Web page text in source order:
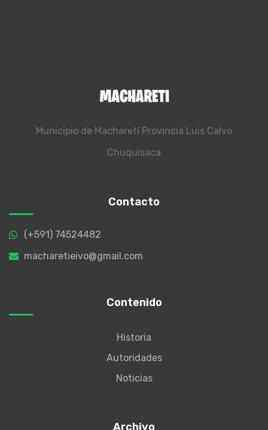
Municipio de Macharetí Provincia Luis Calvo
Chuquisaca
Contacto
(+591) 74524482
macharetieivo@gmail.com
Contenido
Historia
Autoridades
Noticias
Archivo